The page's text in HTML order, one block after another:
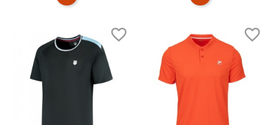
base base
 